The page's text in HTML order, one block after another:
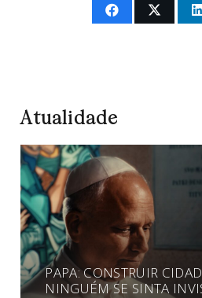
Atualidade
PAPA: CONSTRUIR
NINGUÉM SE SINTA